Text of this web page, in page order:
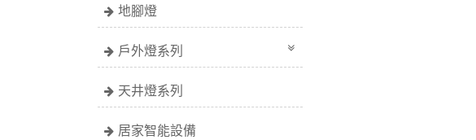
地腳燈
戶外燈系列
天井燈系列
居家智能設備